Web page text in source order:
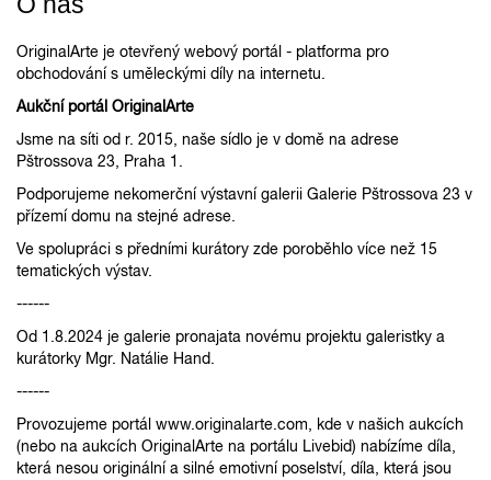
OriginalArte je otevřený webový portál - platforma pro
obchodování s uměleckými díly na internetu.
Aukční portál OriginalArte
Jsme na síti od r. 2015, naše sídlo je v domě na adrese
Pštrossova 23, Praha 1.
Podporujeme nekomerční výstavní galerii Galerie Pštrossova 23 v
přízemí domu na stejné adrese.
Ve spolupráci s předními kurátory zde poroběhlo více než 15
tematických výstav.
------
Od 1.8.2024 je galerie pronajata novému projektu galeristky a
kurátorky Mgr. Natálie Hand.
------
Provozujeme portál www.originalarte.com, kde v našich aukcích
(nebo na aukcích OriginalArte na portálu Livebid) nabízíme díla,
která nesou originální a silné emotivní poselství, díla, která jsou